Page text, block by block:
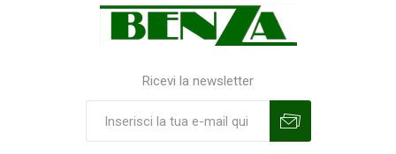
Ricevi la newsletter